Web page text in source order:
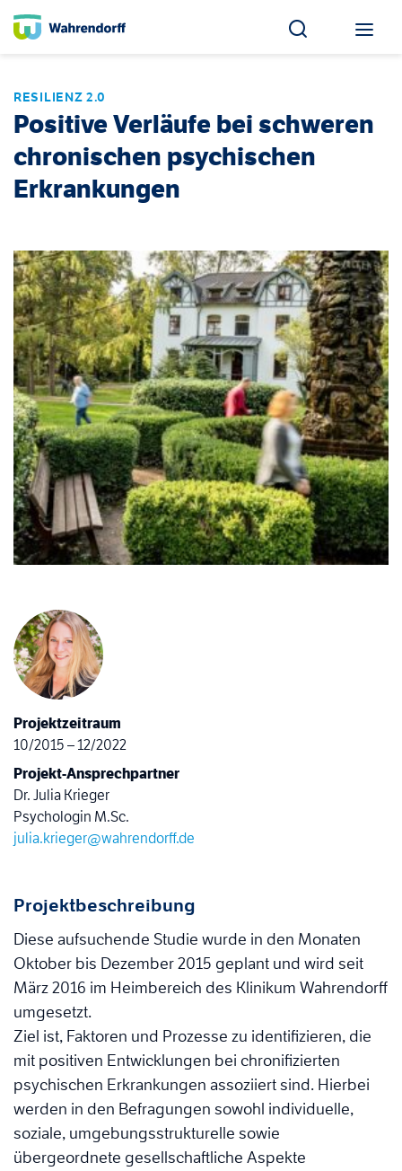
RESILIENZ 2.0
Positive Verläufe bei schweren
chronischen psychischen
Erkrankungen
Projektbeschreibung
Diese aufsuchende Studie wurde in den Monaten
Oktober bis Dezember 2015 geplant und wird seit
März 2016 im Heimbereich des Klinikum Wahrendorff
umgesetzt.
Ziel ist, Faktoren und Prozesse zu identifizieren, die
mit positiven Entwicklungen bei chronifizierten
psychischen Erkrankungen assoziiert sind. Hierbei
werden in den Befragungen sowohl individuelle,
soziale, umgebungsstrukturelle sowie
übergeordnete gesellschaftliche Aspekte
Projektzeitraum
10/2015 – 12/2022
Projekt-Ansprechpartner
Dr. Julia Krieger
Psychologin M.Sc.
julia.krieger@wahrendorff.de